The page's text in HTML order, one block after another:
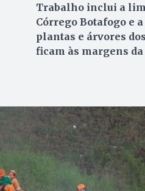
Trabalho inclui a
Córrego Botafogo e
plantas e árvores
ficam às margens